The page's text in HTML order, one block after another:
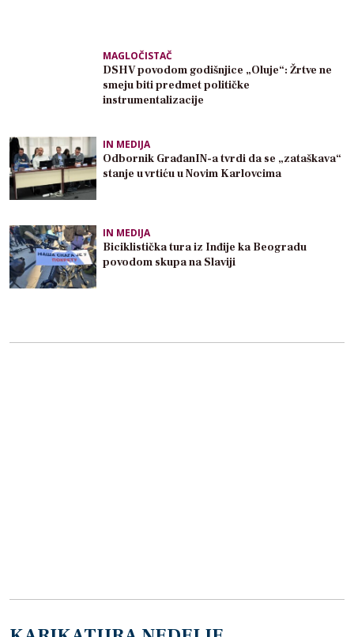
MAGLOČISTAČ
DSHV povodom godišnjice „Oluje“: Žrtve ne
smeju biti predmet političke
instrumentalizacije
IN MEDIJA
Odbornik GrađanIN-a tvrdi da se „zataškava“
stanje u vrtiću u Novim Karlovcima
IN MEDIJA
Biciklistička tura iz Inđije ka Beogradu
povodom skupa na Slaviji